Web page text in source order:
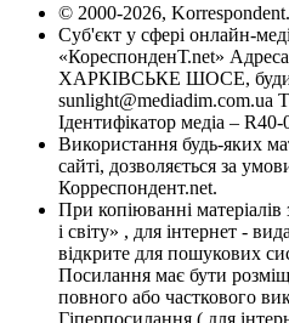
© 2000-2026,
Суб'єкт у сфері онлайн-
«КореспонденТ.net»
ХАРКІВСЬКЕ ШОСЕ,
sunlight@mediadim.com.ua
Ідентифікатор медіа –
Використання будь-яких
сайті, дозволяється за
Корреспондент.net.
При копіюванні
і світу» , для інтернет -
відкрите для пошукових
Посилання має бути
повного або часткового
Гіперпосилання ( для